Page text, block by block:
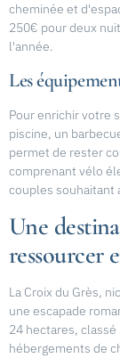
cheminée et
250€ pour deux
l'année.
Les
Pour enrichir votre
piscine, un
permet de rester
comprenant vélo
couples souhaitant
Une
ressourcer
La Croix du Grès,
une escapade
24 hectares,
hébergements de